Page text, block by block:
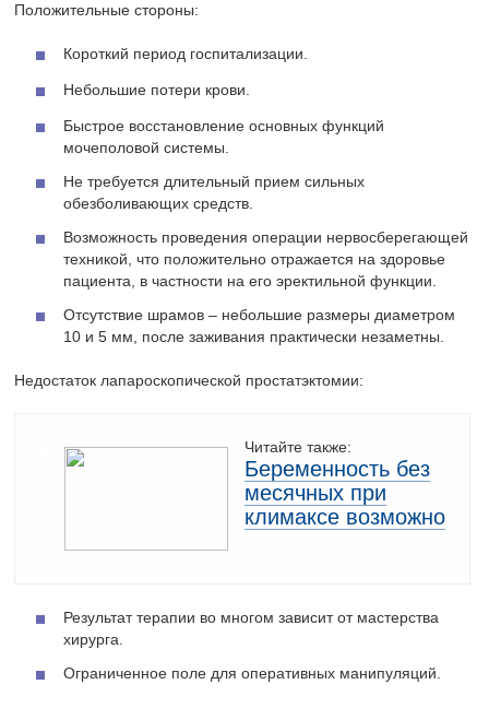
Положительные стороны:
Короткий период госпитализации.
Небольшие потери крови.
Быстрое восстановление основных функций
мочеполовой системы.
Не требуется длительный прием сильных
обезболивающих средств.
Возможность проведения операции нервосберегающей
техникой, что положительно отражается на здоровье
пациента, в частности на его эректильной функции.
Отсутствие шрамов – небольшие размеры диаметром
10 и 5 мм, после заживания практически незаметны.
Недостаток лапароскопической простатэктомии:
Читайте также:
Беременность без
месячных при
климаксе возможно
Результат терапии во многом зависит от мастерства
хирурга.
Ограниченное поле для оперативных манипуляций.